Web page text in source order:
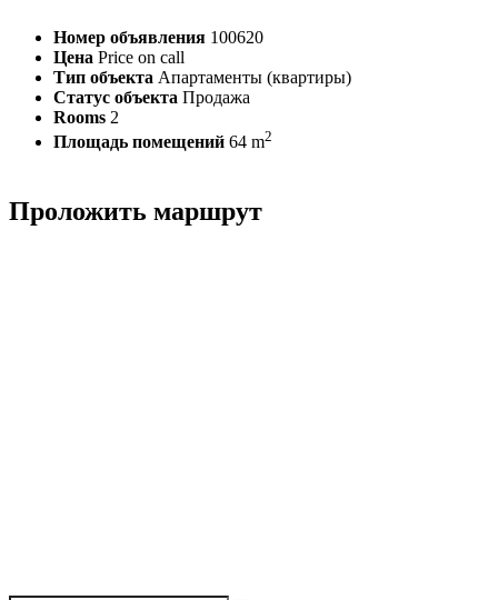
Номер объявления 100620
Цена Price on call
Тип объекта Апартаменты (квартиры)
Статус объекта Продажа
Rooms 2
Площадь помещений 64 m2
Проложить маршрут